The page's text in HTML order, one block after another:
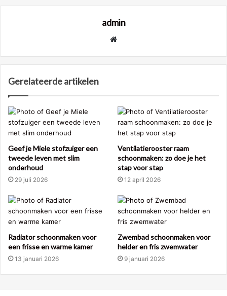
admin
Website
Gerelateerde artikelen
Geef je Miele stofzuiger een
tweede leven met slim
onderhoud
29 juli 2026
Ventilatierooster raam
schoonmaken: zo doe je het
stap voor stap
12 april 2026
Radiator schoonmaken voor
een frisse en warme kamer
13 januari 2026
Zwembad schoonmaken voor
helder en fris zwemwater
9 januari 2026